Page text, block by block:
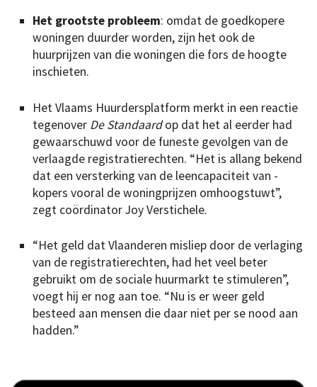
Het grootste probleem: omdat de goedkopere
woningen duurder worden, zijn het ook de
huurprijzen van die woningen die fors de hoogte
inschieten.
Het Vlaams Huurdersplatform merkt in een reactie
tegenover De Standaardop dat het al eerder had
gewaarschuwd voor de funeste gevolgen van de
verlaagde registratierechten. “Het is allang bekend
dat een versterking van de leencapaciteit van ­
kopers vooral de woningprijzen omhoogstuwt”,
zegt coördinator Joy Verstichele.
“Het geld dat Vlaanderen misliep door de verlaging
van de registratierechten, had het veel beter
gebruikt om de sociale huurmarkt te stimuleren”,
voegt hij er nog aan toe. “Nu is er weer geld
besteed aan mensen die daar niet per se nood aan
hadden.”